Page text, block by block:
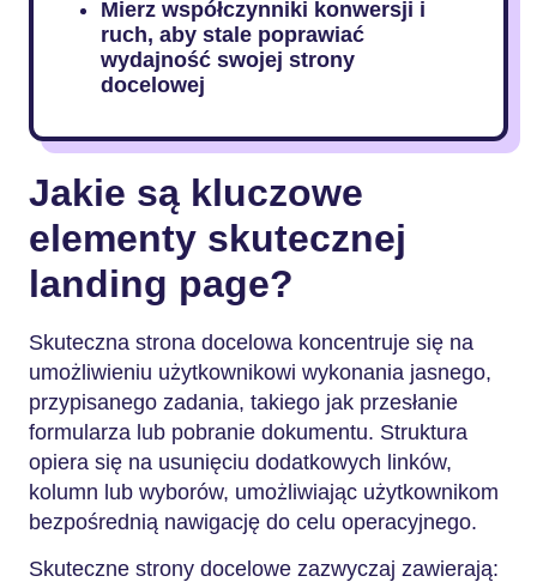
Mierz współczynniki konwersji i
ruch, aby stale poprawiać
wydajność swojej strony
docelowej
Jakie są kluczowe
elementy skutecznej
landing page?
Skuteczna strona docelowa koncentruje się na
umożliwieniu użytkownikowi wykonania jasnego,
przypisanego zadania, takiego jak przesłanie
formularza lub pobranie dokumentu. Struktura
opiera się na usunięciu dodatkowych linków,
kolumn lub wyborów, umożliwiając użytkownikom
bezpośrednią nawigację do celu operacyjnego.
Skuteczne strony docelowe zazwyczaj zawierają: